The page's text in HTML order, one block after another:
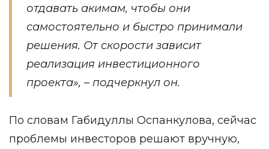
отдавать акимам, чтобы они
самостоятельно и быстро принимали
решения. От скорости зависит
реализация инвестиционного
проекта», – подчеркнул он.
По словам Габидуллы Оспанкулова, сейчас
проблемы инвесторов решают вручную,